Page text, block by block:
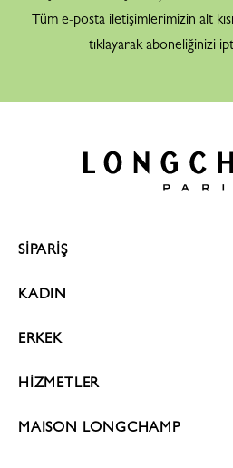
Tüm e-posta iletişimlerimizin alt
tıklayarak aboneliğinizi
SİPARİŞ
KADIN
ERKEK
HİZMETLER
MAISON LONGCHAMP